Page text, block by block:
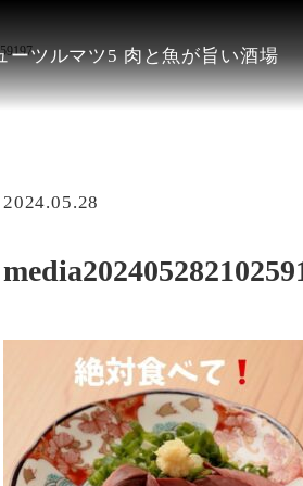
ーツルマツ5 肉と魚が旨い酒場
2024.05.28